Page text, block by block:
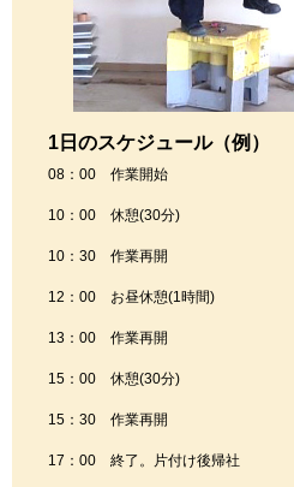
1日のスケジュール（例）
08：00 作業開始
10：00 休憩(30分)
10：30 作業再開
12：00 お昼休憩(1時間)
13：00 作業再開
15：00 休憩(30分)
15：30 作業再開
17：00 終了。片付け後帰社